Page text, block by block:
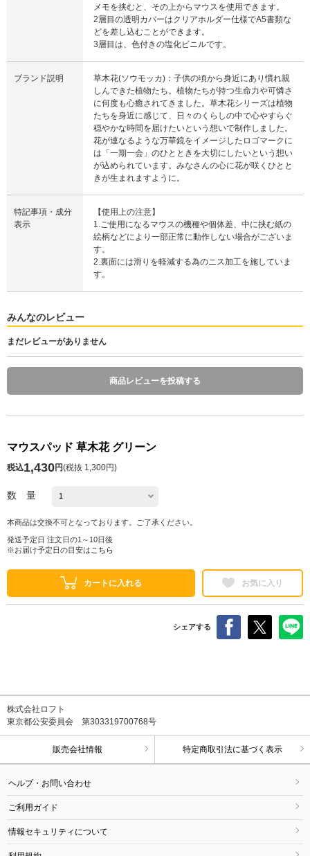
メモを挟むと、その上からマウスを使用できます。
2層目の透明カバーはクリアホルダー仕様でA5書類な
どを差し込むことができます。
3層目は、色付きの塩化ビニルです。
ブランド説明
草木花(ソウモッカ)：子供の頃から身近にあり慣れ親
しんできた植物たち。植物たちが持つ生命力や可憐さ
に何度も心癒されてきました。草木花シリーズは植物
たちを身近に感じて、日々のくらしの中で心やすらぐ
穏やかな時間を届けたいという想いで制作しました。
花が連なるような万華鏡をイメージしたロゴマークに
は「一期一会」のひとときを大切にしたいという想い
が込められています。みなさんの心に花が咲くひとと
きが生まれますように。
特記事項・成分
表示
【使用上の注意】
1.ご使用になるマウスの機種や個体差、中に挟む紙の
絵柄などにより一部正常に動作しない場合がございま
す。
2.裏面には滑りを軽減する為のニス加工を施していま
す。
みんなのレビュー
まだレビューがありません
商品レビューを投稿する
マウスパッド 草木花 グリーン
税込1,430円(税抜 1,300円)
数 量
本商品は交換不可となっております。ご了承ください。
発送予定日 注文日の1～10日後
※お届け予定日の目安は こちら
カートに入れる お気に入り
シェアする
株式会社ロフト
東京都公安委員会 第303319700768号
販売会社情報 特定商取引法に基づく表示
ヘルプ・お問い合わせ
ご利用ガイド
情報セキュリティについて